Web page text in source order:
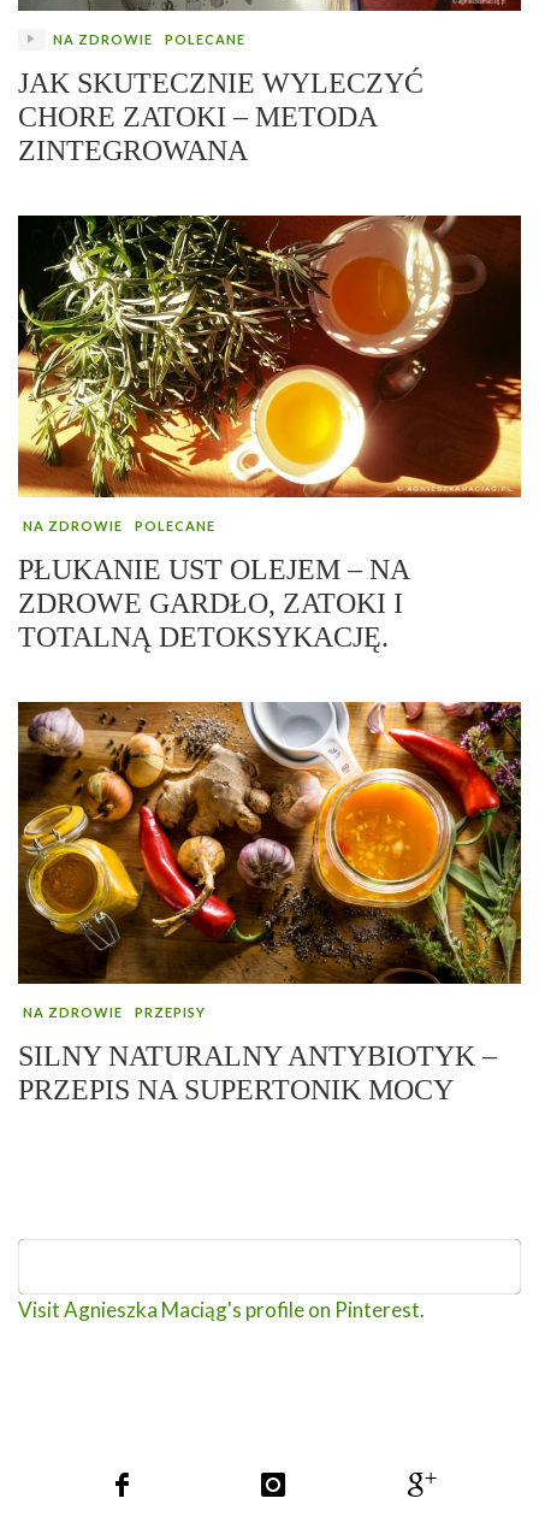
NA ZDROWIE POLECANE
JAK SKUTECZNIE WYLECZYĆ
CHORE ZATOKI – METODA
ZINTEGROWANA
NA ZDROWIE POLECANE
PŁUKANIE UST OLEJEM – NA
ZDROWE GARDŁO, ZATOKI I
TOTALNĄ DETOKSYKACJĘ.
NA ZDROWIE PRZEPISY
SILNY NATURALNY ANTYBIOTYK –
PRZEPIS NA SUPERTONIK MOCY
Visit Agnieszka Maciąg's profile on Pinterest.